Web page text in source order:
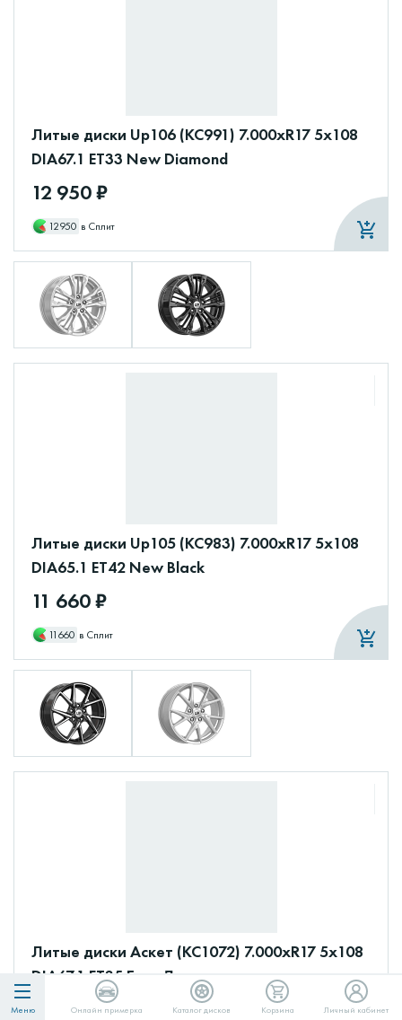
Литые диски Up106 (КС991) 7.000xR17 5x108
DIA67.1 ET33 New Diamond
12 950 ₽
12950 в Сплит
Литые диски Up105 (КС983) 7.000xR17 5x108
DIA65.1 ET42 New Black
11 660 ₽
11660 в Сплит
Литые диски Аскет (КС1072) 7.000xR17 5x108
DIA67.1 ET35 Блэк Джек
12 280 ₽
Меню Онлайн примерка Каталог дисков Корзина Личный кабинет